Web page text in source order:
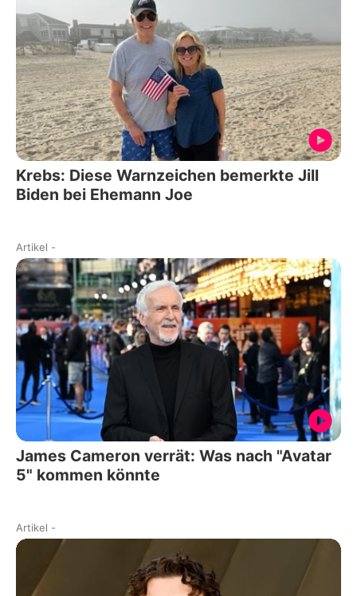
Krebs: Diese Warnzeichen bemerkte Jill
Biden bei Ehemann Joe
Artikel -
James Cameron verrät: Was nach "Avatar
5" kommen könnte
Artikel -